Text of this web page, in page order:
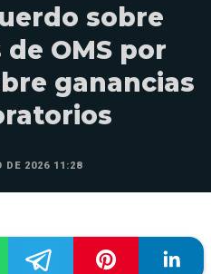
sobre
OMS por
ganancias
DE 2026 11:28